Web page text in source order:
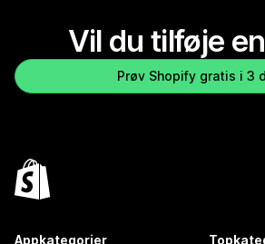
Vil du tilføje
Prøv Shopify gratis i 3
Appkategorier